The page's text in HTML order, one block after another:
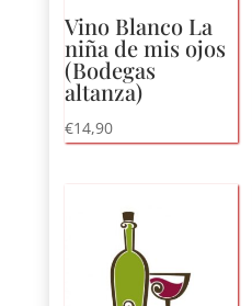
Vino Blanco La
niña de mis ojos
(Bodegas
altanza)
€14,90